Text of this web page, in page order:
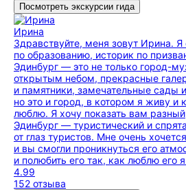
Посмотреть экскурсии гида
Ирина
Здравствуйте, меня зовут Ирина. Я
по образованию, историк по
Эдинбург — это не только город-
открытым небом, прекрасные
и памятники, замечательные сады
но это и город, в котором я живу и
люблю. Я хочу показать вам разный
Эдинбург — туристический и
от глаз туристов. Мне очень
и вы смогли проникнуться его
и полюбить его так, как люблю его
4.99
152 отзыва